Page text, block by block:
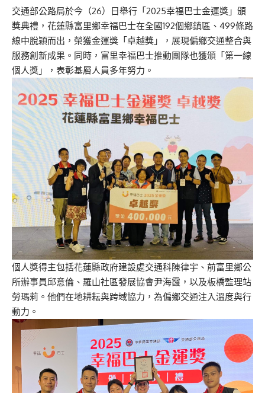
交通部公路局於今（26）日舉行「2025幸福巴士金運獎」頒
獎典禮，花蓮縣富里鄉幸福巴士在全國192個鄉鎮區、499條路
線中脫穎而出，榮獲金運獎「卓越獎」，展現偏鄉交通整合與
服務創新成果。同時，富里幸福巴士推動團隊也獲頒「第一線
個人獎」，表彰基層人員多年努力。
個人獎得主包括花蓮縣政府建設處交通科陳律宇、前富里鄉公
所辦事員邱意倫、羅山社區發展協會尹海霞，以及板橋監理站
勞瑪莉。他們在地耕耘與跨域協力，為偏鄉交通注入溫度與行
動力。